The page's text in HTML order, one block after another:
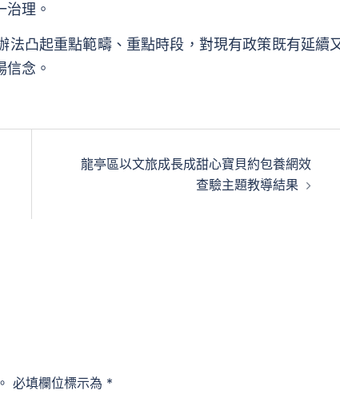
理。
凸起重點範疇、重點時段，對現有政策既有延續
念。
龍亭區以文旅成長成甜心寶貝約包養網效
查驗主題教導結果
必填欄位標示為 *